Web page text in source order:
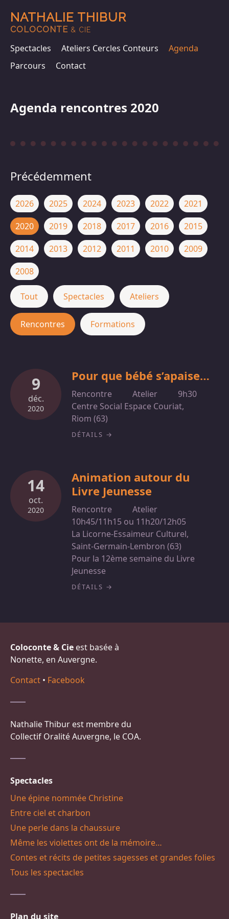
NATHALIE THIBUR
COLOCONTE & CIE
Spectacles Ateliers Cercles Conteurs
Agenda
Parcours
Contact
Agenda rencontres 2020
Précédemment
2026 2025 2024 2023 2022
2021
2020
2019 2018 2017 2016
2015
2014
2013 2012 2011 2010
2009
2008
Tout Spectacles Ateliers
Rencontres Formations
9
déc.
2020
Pour que bébé s’apaise…
Rencontre Atelier
9h30
Centre Social Espace Couriat,
Riom (63)
DÉTAILS
14
oct.
2020
Animation autour du
Livre Jeunesse
Rencontre
Atelier
10h45/11h15 ou 11h20/12h05
La Licorne-Essaimeur Culturel,
Saint-Germain-Lembron (63)
Pour la 12ème semaine du Livre
Jeunesse
DÉTAILS
Coloconte & Cie est basée à
Nonette, en Auvergne.
Contact • Facebook
Nathalie Thibur est membre du
Collectif Oralité Auvergne, le COA.
Spectacles
Une épine nommée Christine
Entre ciel et charbon
Une perle dans la chaussure
Même les violettes ont de la mémoire…
Contes et récits de petites sagesses et grandes folies
Tous les spectacles
Plan du site